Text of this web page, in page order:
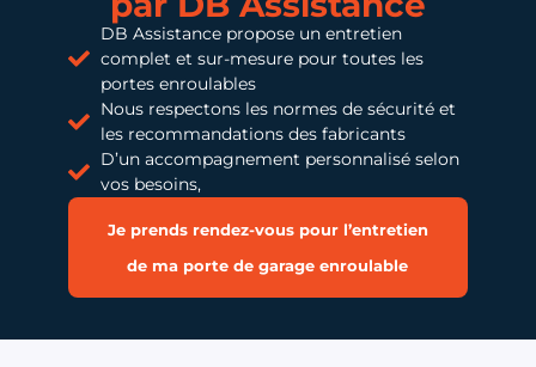
DB Assistance propose un entretien
complet et sur-mesure pour toutes les
portes enroulables
Nous respectons les normes de sécurité et
les recommandations des fabricants
D’un accompagnement personnalisé selon
vos besoins,
Je prends rendez-vous pour l’entretien
de ma porte de garage enroulable